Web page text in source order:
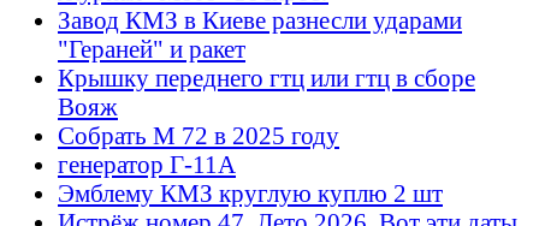
Завод КМЗ в Киеве разнесли ударами
"Гераней" и ракет
Крышку переднего гтц или гтц в сборе
Вояж
Собрать М 72 в 2025 году
генератор Г-11А
Эмблему КМЗ круглую куплю 2 шт